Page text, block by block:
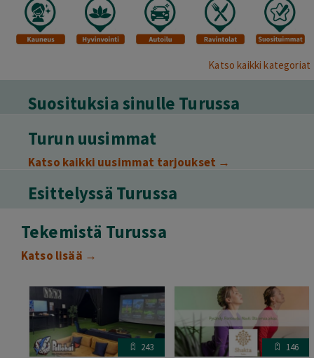
Katso kaikki kategoriat
Suosituksia sinulle Turussa
Turun uusimmat
Katso kaikki uusimmat tarjoukset →
Esittelyssä Turussa
Tekemistä Turussa
Katso lisää →
243 146